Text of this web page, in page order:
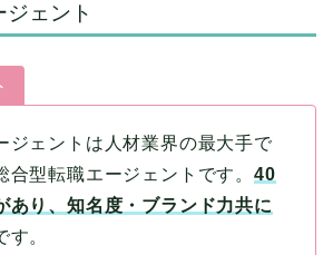
ジェント
ジェントは人材業界の最大手で
合型転職エージェントです。 40
あり、知名度・ブランド力共に
す。